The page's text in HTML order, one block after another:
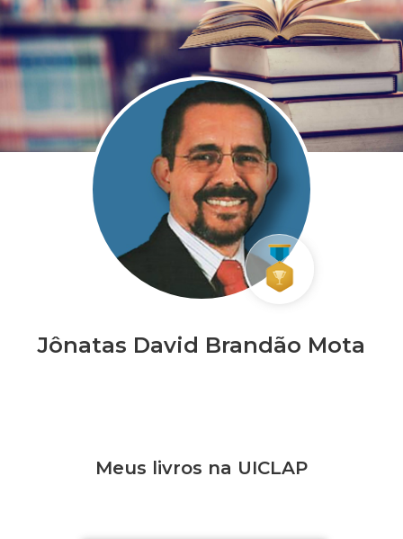
Jônatas David Brandão Mota
Meus livros na UICLAP